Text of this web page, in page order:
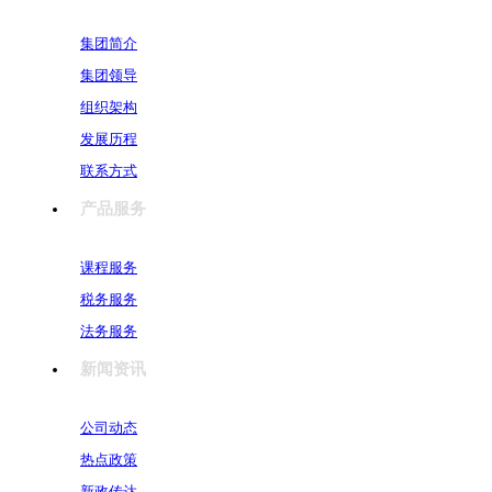
集团简介
集团领导
组织架构
发展历程
联系方式
产品服务
课程服务
税务服务
法务服务
新闻资讯
公司动态
热点政策